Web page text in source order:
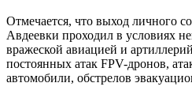
Отмечается, что выход личного
Авдеевки проходил в условиях
вражеской авиацией и
постоянных атак FPV-дронов,
автомобили, обстрелов